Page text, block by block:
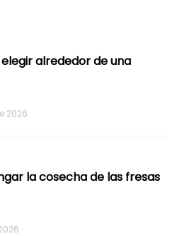
alrededor de una
2026
la cosecha de las fresas